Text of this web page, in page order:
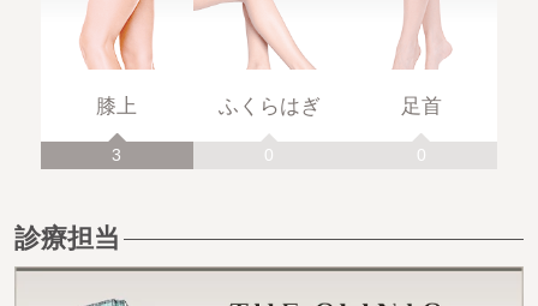
膝上
3
ふくらはぎ
0
足首
0
診療担当